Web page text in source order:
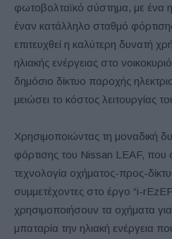
φωτοβολταϊκό σύστημα, με ένα
έναν κατάλληλο σταθμό
επιτευχθεί η καλύτερη δυνατή
ηλιακής ενέργειας στο
δημόσιο δίκτυο παροχής
μειώσει το κόστος λειτουργίας
Χρησιμοποιώντας τη μοναδική
φόρτισης του Nissan LEAF, που
τεχνολογία οχήματος-προς-
συμμετέχοντες στο έργο “i-
χρησιμοποιήσουν τα οχήματα
μπαταρία την ηλιακή ενέργεια